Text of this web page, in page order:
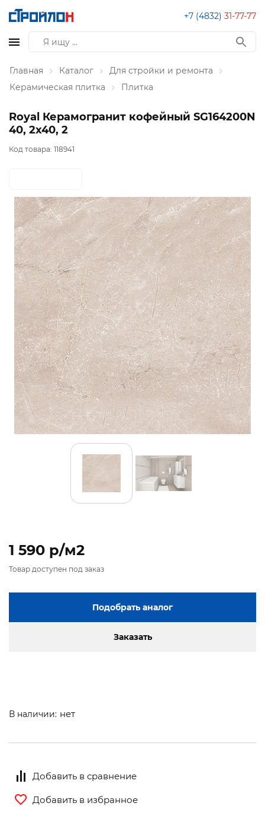
+7 (4832) 31-77-77
Главная Каталог
Для стройки и ремонта
Керамическая плитка
Плитка
Royal Керамогранит кофейный SG164200N
40, 2х40, 2
Код товара: 118941
1 590 p/м2
Товар доступен под заказ
Подобрать аналог
Заказать
В наличии: нет
Добавить в сравнение
Добавить в избранное